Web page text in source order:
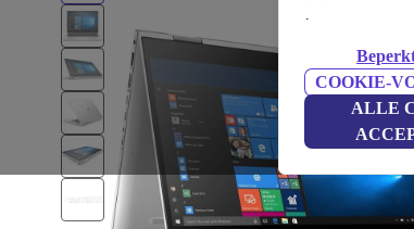
.
COOKIE-
ALLE